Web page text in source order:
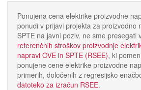
Ponujena cena elektrike proizvodne
ponudi v prijavi projekta za proizvodno
SPTE na javni poziv, ne sme presegati
referenčnih stroškov proizvodnje
napravi OVE in SPTE (RSEE), ki
ponujene cene elektrike proizvodne
primerih, določenih z regresijsko
datoteko za izračun RSEE.